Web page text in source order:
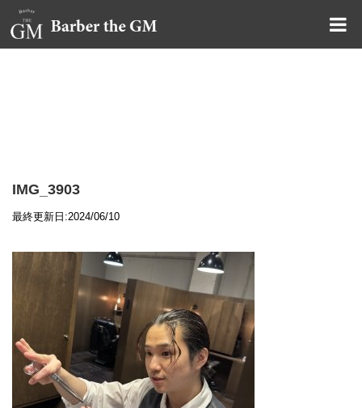
IMG_3903
最終更新日:2024/06/10